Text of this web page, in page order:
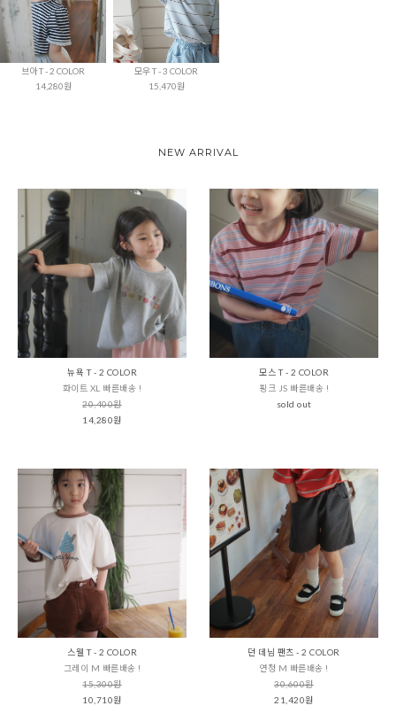
브아 T - 2 COLOR
14,280원
모우 T - 3 COLOR
15,470원
NEW ARRIVAL
뉴욕 T - 2 COLOR
화이트 XL 빠른배송 !
20,400원
14,280원
모스 T - 2 COLOR
핑크 JS 빠른배송 !
sold out
스웰 T - 2 COLOR
그레이 M 빠른배송 !
15,300원
10,710원
던 데님 팬츠 - 2 COLOR
연청 M 빠른배송 !
30,600원
21,420원